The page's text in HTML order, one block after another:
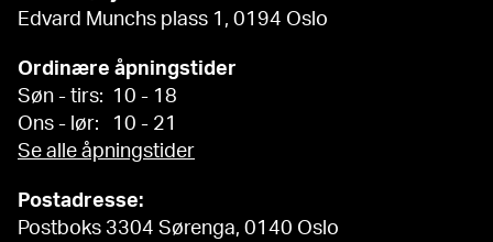
Edvard Munchs plass 1, 0194 Oslo
Ordinære åpningstider
Søn - tirs: 10 - 18
Ons - lør: 10 - 21
Se alle åpningstider
Postadresse:
Postboks 3304 Sørenga, 0140 Oslo